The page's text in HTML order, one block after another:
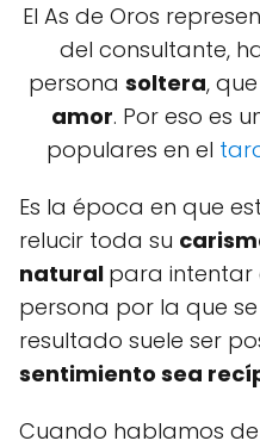
El As de Oros
del consultante,
persona soltera,
amor. Por eso es
populares en el
Es la época en que
relucir toda su
natural para intentar
persona por la que
resultado suele ser
sentimiento sea
Cuando hablamos